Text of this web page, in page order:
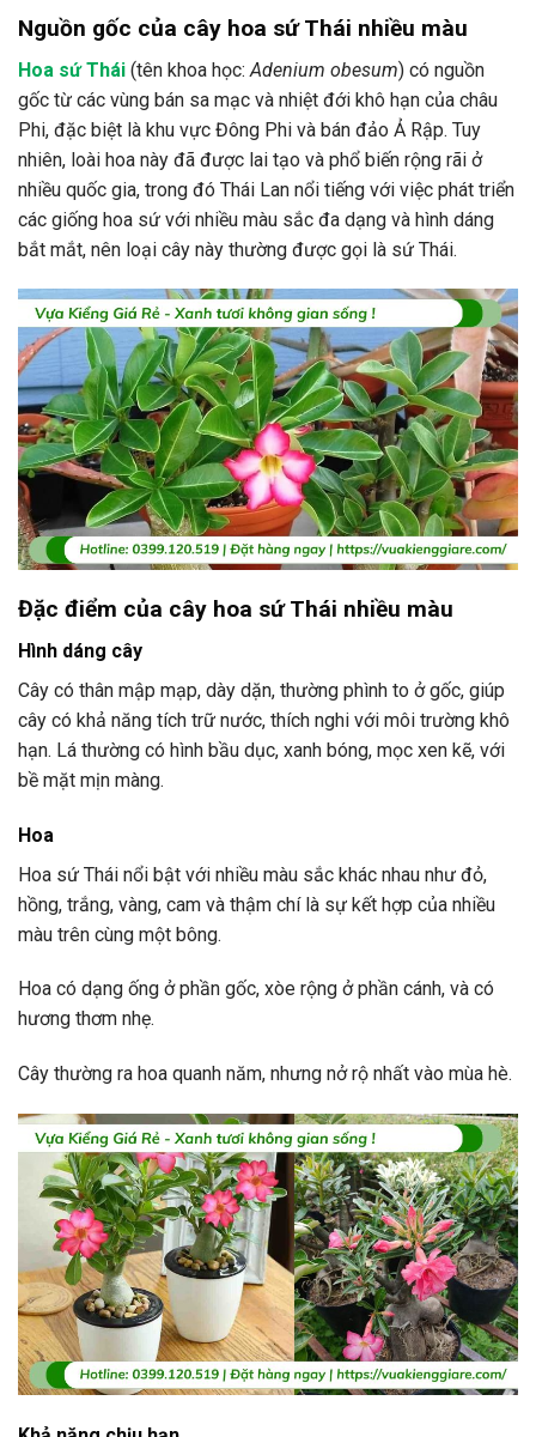
Nguồn gốc của cây hoa sứ Thái nhiều màu
Hoa sứ Thái (tên khoa học: Adenium obesum) có nguồn
gốc từ các vùng bán sa mạc và nhiệt đới khô hạn của châu
Phi, đặc biệt là khu vực Đông Phi và bán đảo Ả Rập. Tuy
nhiên, loài hoa này đã được lai tạo và phổ biến rộng rãi ở
nhiều quốc gia, trong đó Thái Lan nổi tiếng với việc phát triển
các giống hoa sứ với nhiều màu sắc đa dạng và hình dáng
bắt mắt, nên loại cây này thường được gọi là sứ Thái.
Đặc điểm của cây hoa sứ Thái nhiều màu
Hình dáng cây
Cây có thân mập mạp, dày dặn, thường phình to ở gốc, giúp
cây có khả năng tích trữ nước, thích nghi với môi trường khô
hạn. Lá thường có hình bầu dục, xanh bóng, mọc xen kẽ, với
bề mặt mịn màng.
Hoa
Hoa sứ Thái nổi bật với nhiều màu sắc khác nhau như đỏ,
hồng, trắng, vàng, cam và thậm chí là sự kết hợp của nhiều
màu trên cùng một bông.
Hoa có dạng ống ở phần gốc, xòe rộng ở phần cánh, và có
hương thơm nhẹ.
Cây thường ra hoa quanh năm, nhưng nở rộ nhất vào mùa hè.